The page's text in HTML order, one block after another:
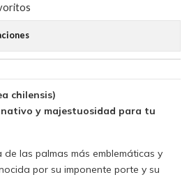
chilensis)
nativo y majestuosidad para tu
de las palmas más emblemáticas y
por su imponente porte y su